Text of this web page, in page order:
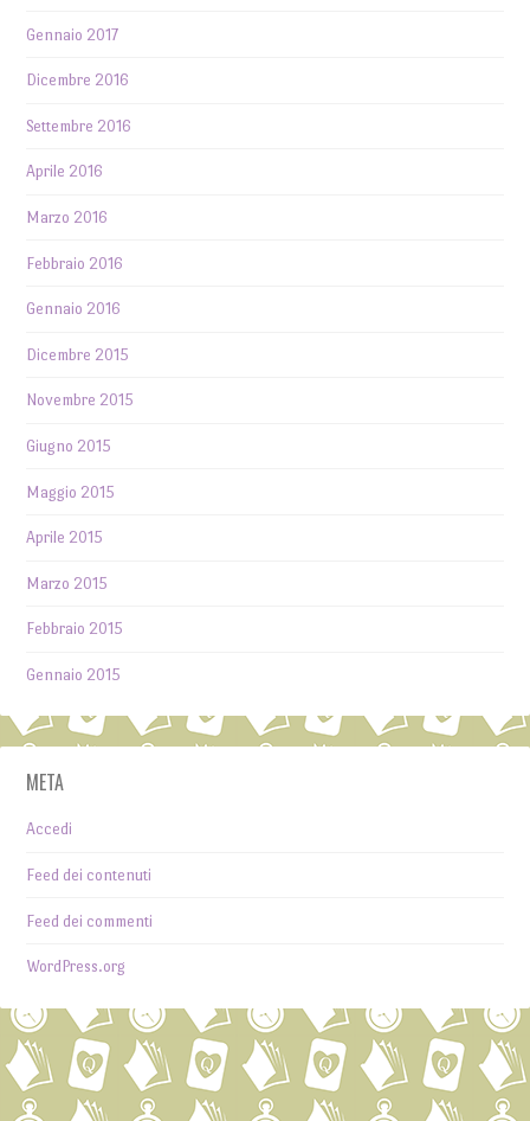
Gennaio 2017
Dicembre 2016
Settembre 2016
Aprile 2016
Marzo 2016
Febbraio 2016
Gennaio 2016
Dicembre 2015
Novembre 2015
Giugno 2015
Maggio 2015
Aprile 2015
Marzo 2015
Febbraio 2015
Gennaio 2015
META
Accedi
Feed dei contenuti
Feed dei commenti
WordPress.org